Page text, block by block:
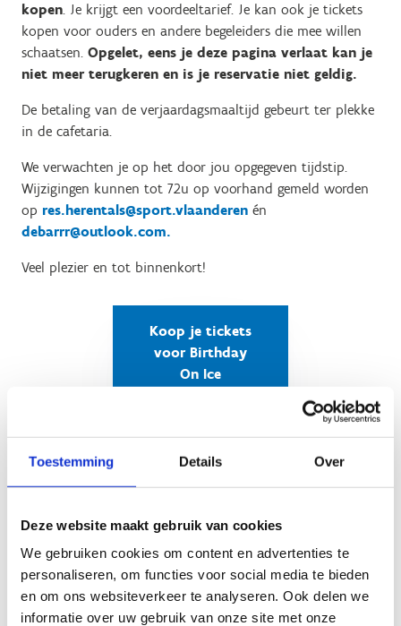
Toestemming Details Over
Deze website maakt gebruik van cookies
We gebruiken cookies om content en advertenties te
personaliseren, om functies voor social media te bieden
en om ons websiteverkeer te analyseren. Ook delen we
informatie over uw gebruik van onze site met onze
kopen. Je krijgt een voordeeltarief. Je kan ook je tickets
kopen voor ouders en andere begeleiders die mee willen
schaatsen. Opgelet, eens je deze pagina verlaat kan je
niet meer terugkeren en is je reservatie niet geldig.
De betaling van de verjaardagsmaaltijd gebeurt ter plekke
in de cafetaria.
We verwachten je op het door jou opgegeven tijdstip.
Wijzigingen kunnen tot 72u op voorhand gemeld worden
op res.herentals@sport.vlaanderen én
debarrr@outlook.com.
Veel plezier en tot binnenkort!
Koop je tickets
voor Birthday
On Ice